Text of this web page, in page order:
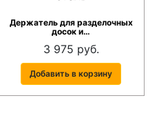
Держатель для разделочных
досок и…
3 975 руб.
Добавить в корзину